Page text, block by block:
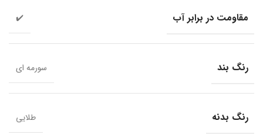
مقاومت در برابر آب ✔️
رنگ بند سورمه ای
رنگ بدنه طلایی